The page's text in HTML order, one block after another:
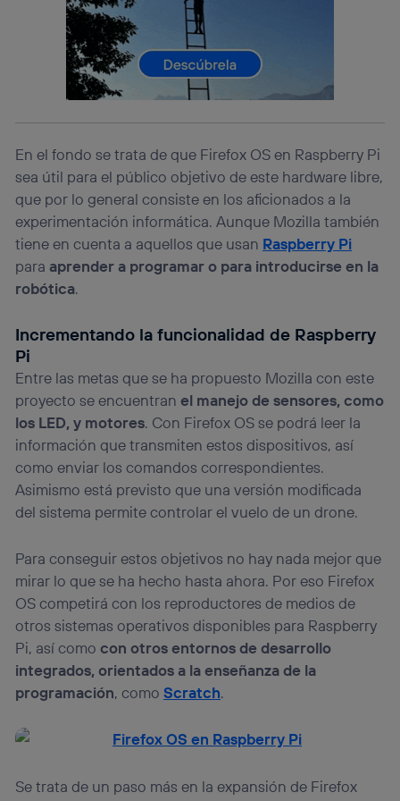
En el fondo se trata de que Firefox OS en Raspberry Pi
sea útil para el público objetivo de este hardware libre,
que por lo general consiste en los aficionados a la
experimentación informática. Aunque Mozilla también
tiene en cuenta a aquellos que usan Raspberry Pi
para aprender a programar o para introducirse en la
robótica.
Incrementando la funcionalidad de Raspberry
Pi
Entre las metas que se ha propuesto Mozilla con este
proyecto se encuentranel manejo de sensores, como
los LED, y motores. Con Firefox OS se podrá leer la
información que transmiten estos dispositivos, así
como enviar los comandos correspondientes.
Asimismo está previsto que una versión modificada
del sistema permite controlar el vuelo de un drone.
Para conseguir estos objetivos no hay nada mejor que
mirar lo que se ha hecho hasta ahora. Por eso Firefox
OS competirá con los reproductores de medios de
otros sistemas operativos disponibles para Raspberry
Pi, así comocon otros entornos de desarrollo
integrados, orientados a la enseñanza de la
programación, comoScratch.
Se trata de un paso más en la expansión de Firefox
el marketing o análisis se realizará en función de las
actividades de navegación de los miembros del hogar
que hayan dado su consentimiento.
Si utilizasdatos móviles, el marketing será más
personalizado, ya que se basará únicamente en la
“Administrar Utiq” en la parte inferior de esta página web o
visitando el
portal de privacidad de Utiq
(“consenthub”). Para más información, consulta
la política de privacidad de Utiq.